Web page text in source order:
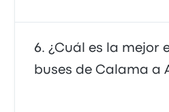
¿Cuál es la mejor
buses de Calama a